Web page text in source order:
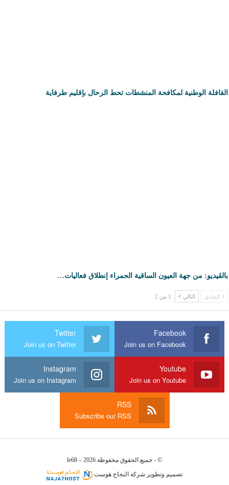
القافلة الوطنية لمكافحة المنشطات تحط الرحال بإقليم طرفاية
بالڤيديو: من جهة العيون الساقية الحمراء إنطلاق فعاليات…
السابق التالي 1 من 2
Facebook
Join us on Facebook
Twitter
Join us on Twitter
Youtube
Join us on Youtube
Instagram
Join us on Instagram
RSS
Subscribe our RSS
© - جميع الحقوق محفوظة le68 – 2026
تصميم وتطوير شركة النجاح هوست